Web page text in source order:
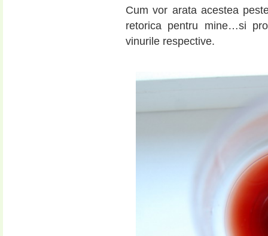
Cum vor arata acestea
retorica pentru mine…si
vinurile respective.